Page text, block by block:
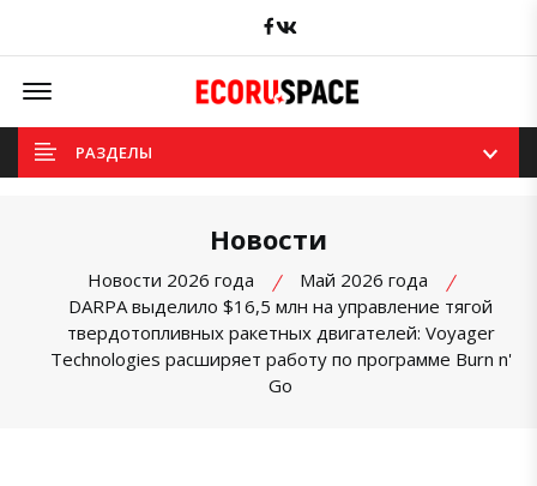
Facebook
Offcanvas Menu Open
РАЗДЕЛЫ
Новости
Новости 2026 года
Май 2026 года
DARPA выделило $16,5 млн на управление тягой
твердотопливных ракетных двигателей: Voyager
Technologies расширяет работу по программе Burn n'
Go